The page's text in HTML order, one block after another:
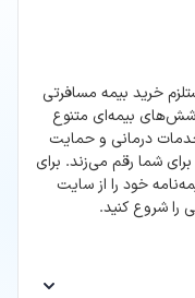
خرید بیمه مسافرتی
بیمه‌ای متنوع
درمانی و حمایت
شما رقم می‌زند. برای
خود را از سایت
را شروع کنید.